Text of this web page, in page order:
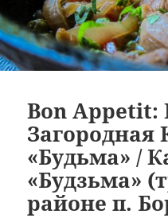
Bon Appetit:
Загородная
«Будьма» /
«Будзьма»
районе п.